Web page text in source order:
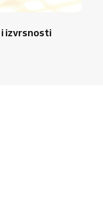
i izvrsnosti